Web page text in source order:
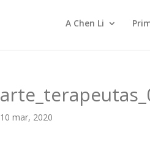
A Chen Li
10 mar, 2020